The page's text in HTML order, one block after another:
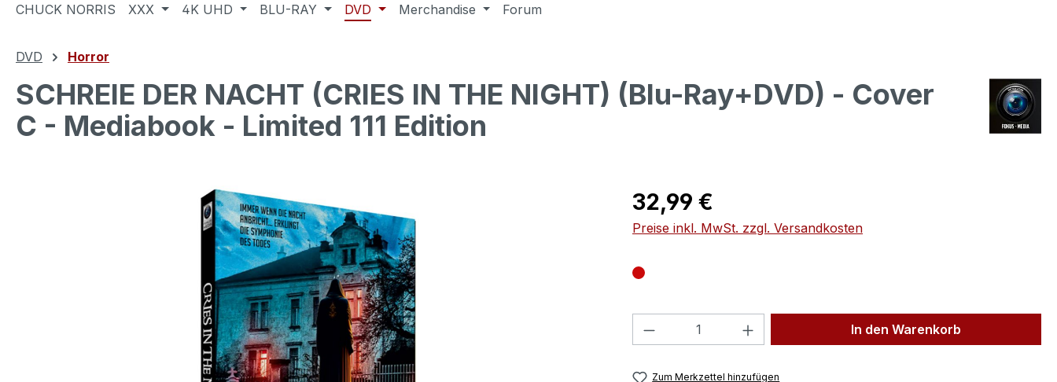
CHUCK NORRIS
XXX 4K UHD BLU-RAY DVD Merchandise Forum
DVD Horror
SCHREIE DER NACHT (CRIES IN THE NIGHT) (Blu-Ray+DVD) - Cover
C - Mediabook - Limited 111 Edition
Regulärer Preis:
32,99 €
Preise inkl. MwSt. zzgl. Versandkosten
Produkt Anzahl: Gib den gewünschten Wert
In den Warenkorb
Zum Merkzettel hinzufügen